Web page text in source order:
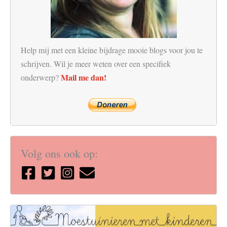
Help mij met een kleine bijdrage mooie blogs voor jou te
schrijven. Wil je meer weten over een specifiek
onderwerp?Mail me dan!
Volg ons ook op: